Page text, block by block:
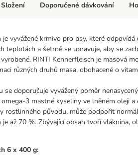
je vyvážené krmivo pro psy, které
teplotách a šetrně se upravuje, aby se
RINTI Kennerfleisch je masová
různých druhů masa, obohacené o
se doporučuje vyvážený poměr
3 mastné kyseliny ve lněném oleji
rostlinného původu, může podpořit
je až 70 %. Zbývající obsah tvoří vláknina,
6 x 400 g:
Složení Doporučené dávkování